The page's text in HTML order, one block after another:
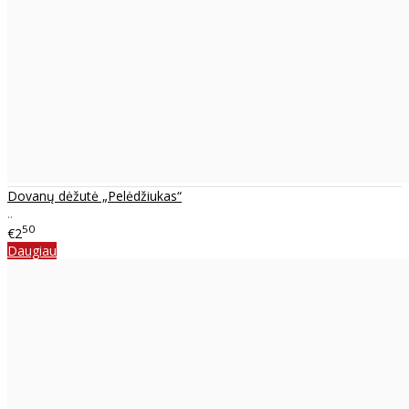
Dovanų dėžutė „Pelėdžiukas“
..
€250
Daugiau